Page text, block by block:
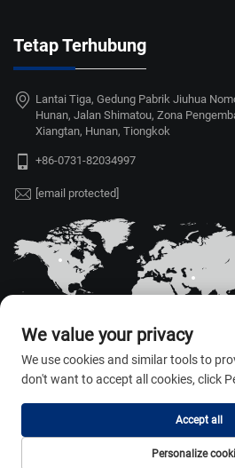
Tetap Terhubung
Lantai Tiga, Gedung Pabrik Jiuhua
Hunan, Jalan Shimatou, Zona
Xiangtan, Hunan, Tiongkok
+86-0731-82034997
[email protected]
Hak Cipta © 2026 Hunan Weili Auto
Parts Appliance Co., Ltd. Hak cipta
dilindungi undang-undang. —
We value your privacy
We use cookies and similar tools to
don't want to accept all cookies, click
Personalize
Accept all